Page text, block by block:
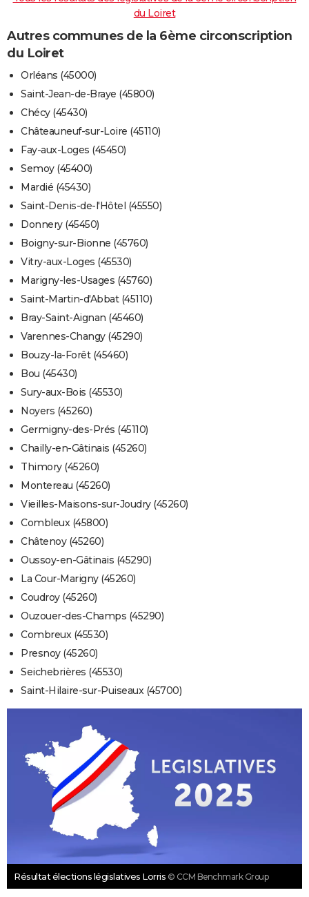
du Loiret
Autres communes de la 6ème circonscription
du Loiret
Orléans (45000)
Saint-Jean-de-Braye (45800)
Chécy (45430)
Châteauneuf-sur-Loire (45110)
Fay-aux-Loges (45450)
Semoy (45400)
Mardié (45430)
Saint-Denis-de-l'Hôtel (45550)
Donnery (45450)
Boigny-sur-Bionne (45760)
Vitry-aux-Loges (45530)
Marigny-les-Usages (45760)
Saint-Martin-d'Abbat (45110)
Bray-Saint-Aignan (45460)
Varennes-Changy (45290)
Bouzy-la-Forêt (45460)
Bou (45430)
Sury-aux-Bois (45530)
Noyers (45260)
Germigny-des-Prés (45110)
Chailly-en-Gâtinais (45260)
Thimory (45260)
Montereau (45260)
Vieilles-Maisons-sur-Joudry (45260)
Combleux (45800)
Châtenoy (45260)
Oussoy-en-Gâtinais (45290)
La Cour-Marigny (45260)
Coudroy (45260)
Ouzouer-des-Champs (45290)
Combreux (45530)
Presnoy (45260)
Seichebrières (45530)
Saint-Hilaire-sur-Puiseaux (45700)
Résultat élections législatives Lorris © CCM Benchmark Group